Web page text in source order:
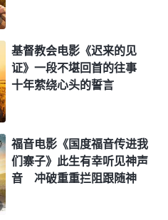
基督教会电影《迟来的见
证》一段不堪回首的往事
十年萦绕心头的誓言
福音电影《国度福音传进我
们寨子》此生有幸听见神声
音 冲破重重拦阻跟随神